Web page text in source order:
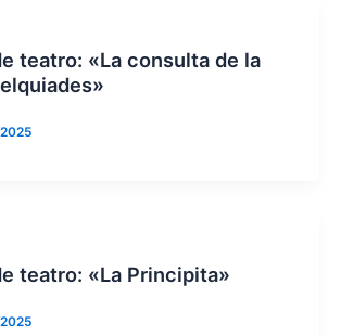
teatro: «La consulta de la
teatro: «La Principita»